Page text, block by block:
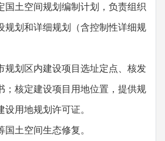
土空间规划编制计划，负责组织
规划和详细规划（含控制性详细规
划区内建设项目选址定点、核发
；核定建设项目用地位置，提供规
用地规划许可证。
土空间生态修复。